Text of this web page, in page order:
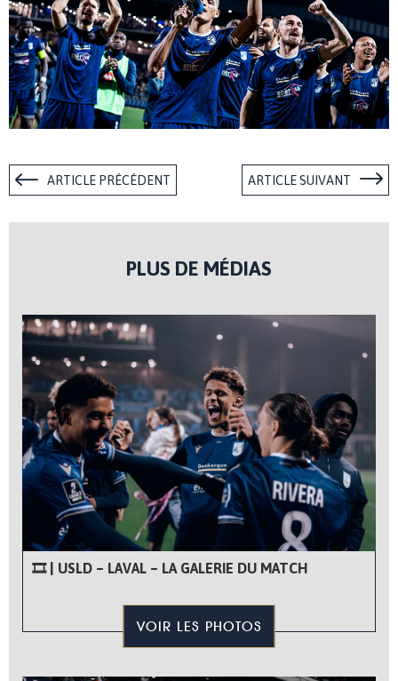
ARTICLE PRÉCÉDENT ARTICLE SUIVANT
PLUS DE MÉDIAS
🎞 | USLD – LAVAL – LA GALERIE DU MATCH
VOIR LES PHOTOS